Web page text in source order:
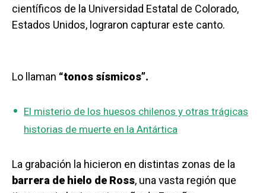
científicos de la Universidad Estatal de Colorado,
Estados Unidos, lograron capturar este canto.
Lo llaman “tonos sísmicos”.
El misterio de los huesos chilenos y otras trágicas
historias de muerte en la Antártica
La grabación la hicieron en distintas zonas de la
barrera de hielo de Ross, una vasta región que